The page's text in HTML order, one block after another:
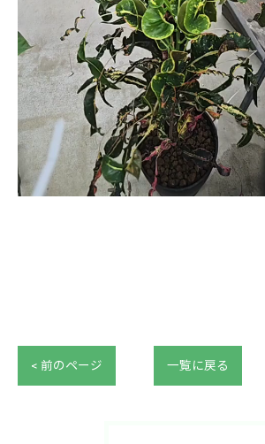
< 前のページ 一覧に戻る